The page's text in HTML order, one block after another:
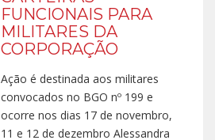
FUNCIONAIS PARA
MILITARES DA
CORPORAÇÃO
Ação é destinada aos militares
convocados no BGO nº 199 e
ocorre nos dias 17 de novembro,
11 e 12 de dezembro Alessandra